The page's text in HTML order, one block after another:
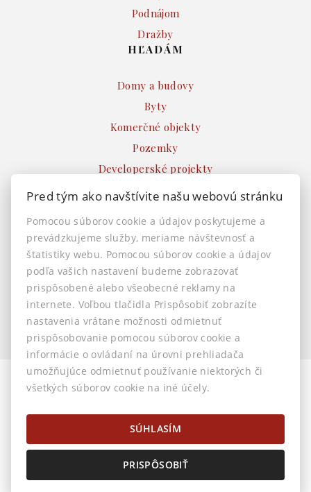
Podnájom
Dražby
HĽADÁM
Domy a budovy
Byty
Komerčné objekty
Pozemky
Developerské projekty
Ostatné
INFO
Makléri
Napíšte nám
Kontakt
Nastavenie cookies
© 2026 -AstonReal s.r.o.
Horná 32, Banská Bystrica 974 01, Tel.: 0905 222 055, E-mail:
info@astonreal.sk
Prepnúť na verziu pre počítače
Pred tým ako navštívite našu webovú stránku
Pomocou súborov cookie a údajov poskytujeme a
prevádzkujeme služby, meriame návštevnosť a
štatistiky webu. Pomocou súborov cookie a údajov
podľa vašich nastavení budeme zobrazovať
prispôsobené alebo všeobecné reklamy na
internete. Voľbou tlačidla Prispôsobiť zobrazíte
nastavenia vrátane možnosti odmietnuť
prispôsobovanie pomocou súborov cookie a
informácie o ovládaní na úrovni prehliadača
umožňujúce odmietnuť používanie niektorých či
všetkých súborov cookie na iné účely.
SÚHLASÍM
PRISPÔSOBIŤ